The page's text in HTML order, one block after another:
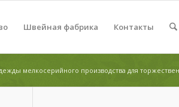
Швейная фабрика Контакты
мелкосерийного производства для